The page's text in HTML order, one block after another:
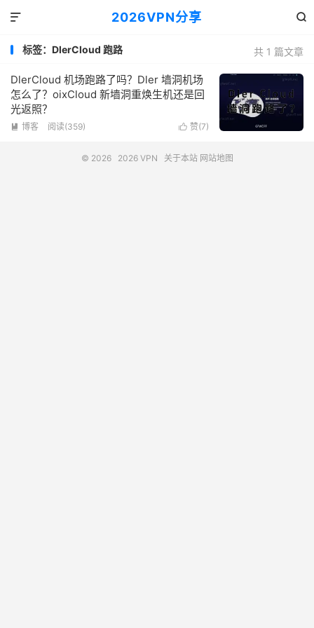
2026VPN分享 

共 1 篇文章
标签：DlerCloud 跑路
DlerCloud 机场跑路了吗？Dler 墙洞机场
怎么了？oixCloud 新墙洞重焕生机还是回
光返照？
 赞(7)
 博客 阅读(359)
© 2026 2026 VPN 关于本站 网站地图